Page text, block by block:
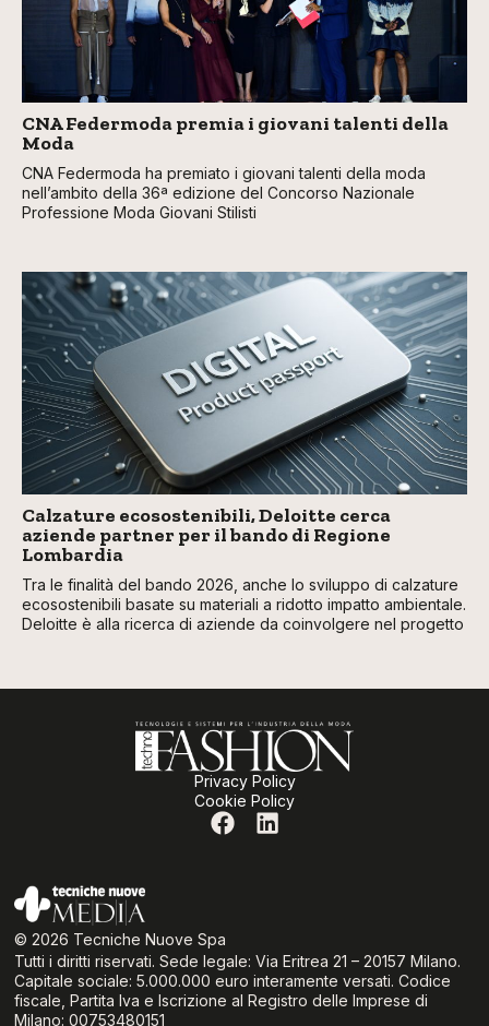
CNA Federmoda premia i giovani talenti della
Moda
CNA Federmoda ha premiato i giovani talenti della moda
nell’ambito della 36ª edizione del Concorso Nazionale
Professione Moda Giovani Stilisti
Calzature ecosostenibili, Deloitte cerca
aziende partner per il bando di Regione
Lombardia
Tra le finalità del bando 2026, anche lo sviluppo di calzature
ecosostenibili basate su materiali a ridotto impatto ambientale.
Deloitte è alla ricerca di aziende da coinvolgere nel progetto
Privacy Policy
Cookie Policy
© 2026 Tecniche Nuove Spa
Tutti i diritti riservati. Sede legale: Via Eritrea 21 – 20157 Milano.
Capitale sociale: 5.000.000 euro interamente versati. Codice
fiscale, Partita Iva e Iscrizione al Registro delle Imprese di
Milano: 00753480151